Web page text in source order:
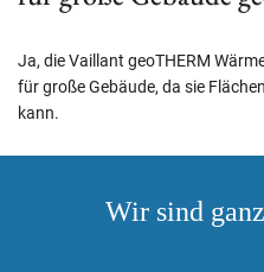
Ja, die Vaillant geoTHERM
für große Gebäude, da sie
kann.
Wir sind